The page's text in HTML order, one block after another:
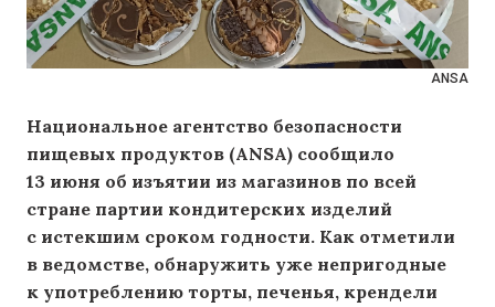
ANSA
Национальное агентство безопасности
пищевых продуктов (ANSA) сообщило
13 июня об изъятии из магазинов по всей
стране партии кондитерских изделий
с истекшим сроком годности. Как отметили
в ведомстве, обнаружить уже непригодные
к употреблению торты, печенья, крендели